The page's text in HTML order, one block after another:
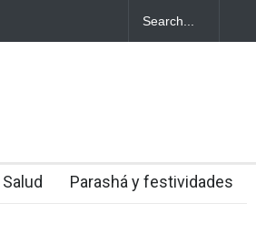
avión gubernamental
Parashá y festividades